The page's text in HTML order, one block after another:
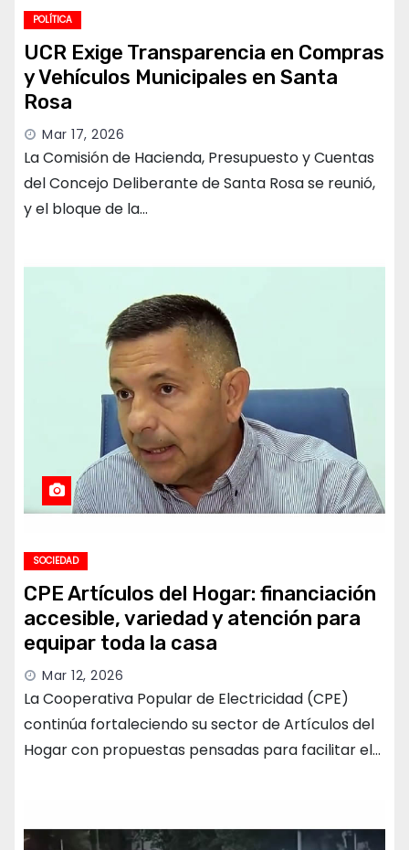
POLÍTICA
UCR Exige Transparencia en Compras
y Vehículos Municipales en Santa
Rosa
Mar 17, 2026
La Comisión de Hacienda, Presupuesto y Cuentas
del Concejo Deliberante de Santa Rosa se reunió,
y el bloque de la…
SOCIEDAD
CPE Artículos del Hogar: financiación
accesible, variedad y atención para
equipar toda la casa
Mar 12, 2026
La Cooperativa Popular de Electricidad (CPE)
continúa fortaleciendo su sector de Artículos del
Hogar con propuestas pensadas para facilitar el…